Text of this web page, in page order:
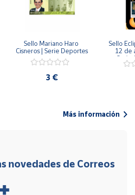
Sello Mariano Haro
Cisneros | Serie Deportes
3 €
Sello
12 de
Serie
Más información
novedades de Correos